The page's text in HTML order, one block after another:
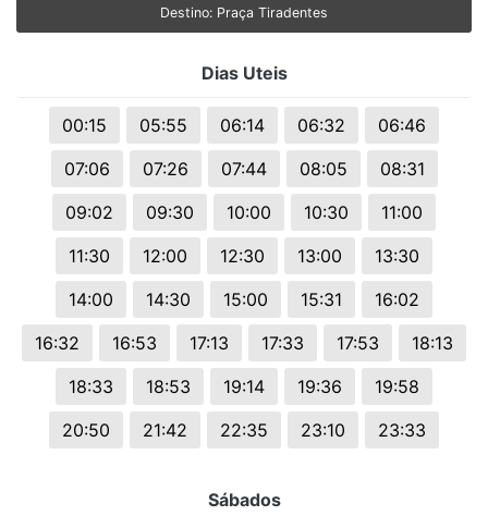
Destino: Praça Tiradentes
Dias Uteis
00:15 05:55 06:14 06:32
06:46
07:06
07:26 07:44 08:05
08:31
09:02
09:30 10:00 10:30
11:00
11:30
12:00 12:30 13:00
13:30
14:00
14:30 15:00 15:31
16:02
16:32
16:53 17:13 17:33 17:53
18:13
18:33
18:53 19:14 19:36
19:58
20:50
21:42 22:35 23:10 23:33
Sábados